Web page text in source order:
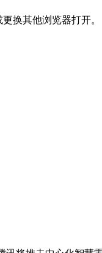
换其他浏览器打开。